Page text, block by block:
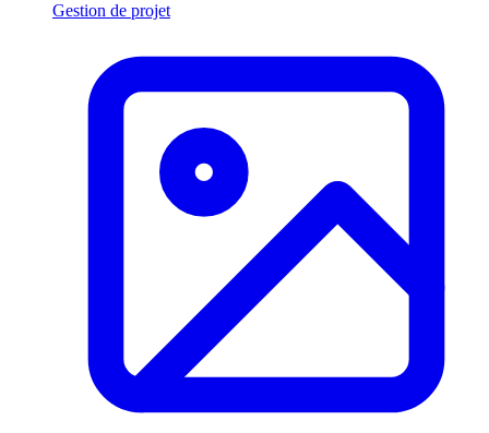
Gestion de projet